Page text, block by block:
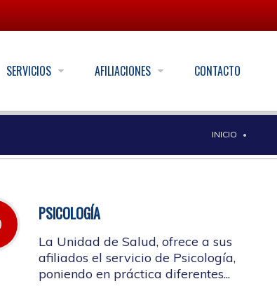
SERVICIOS AFILIACIONES CONTACTO
INICIO
PSICOLOGÍA
La Unidad de Salud, ofrece a sus
afiliados el servicio de Psicología,
poniendo en práctica diferentes...